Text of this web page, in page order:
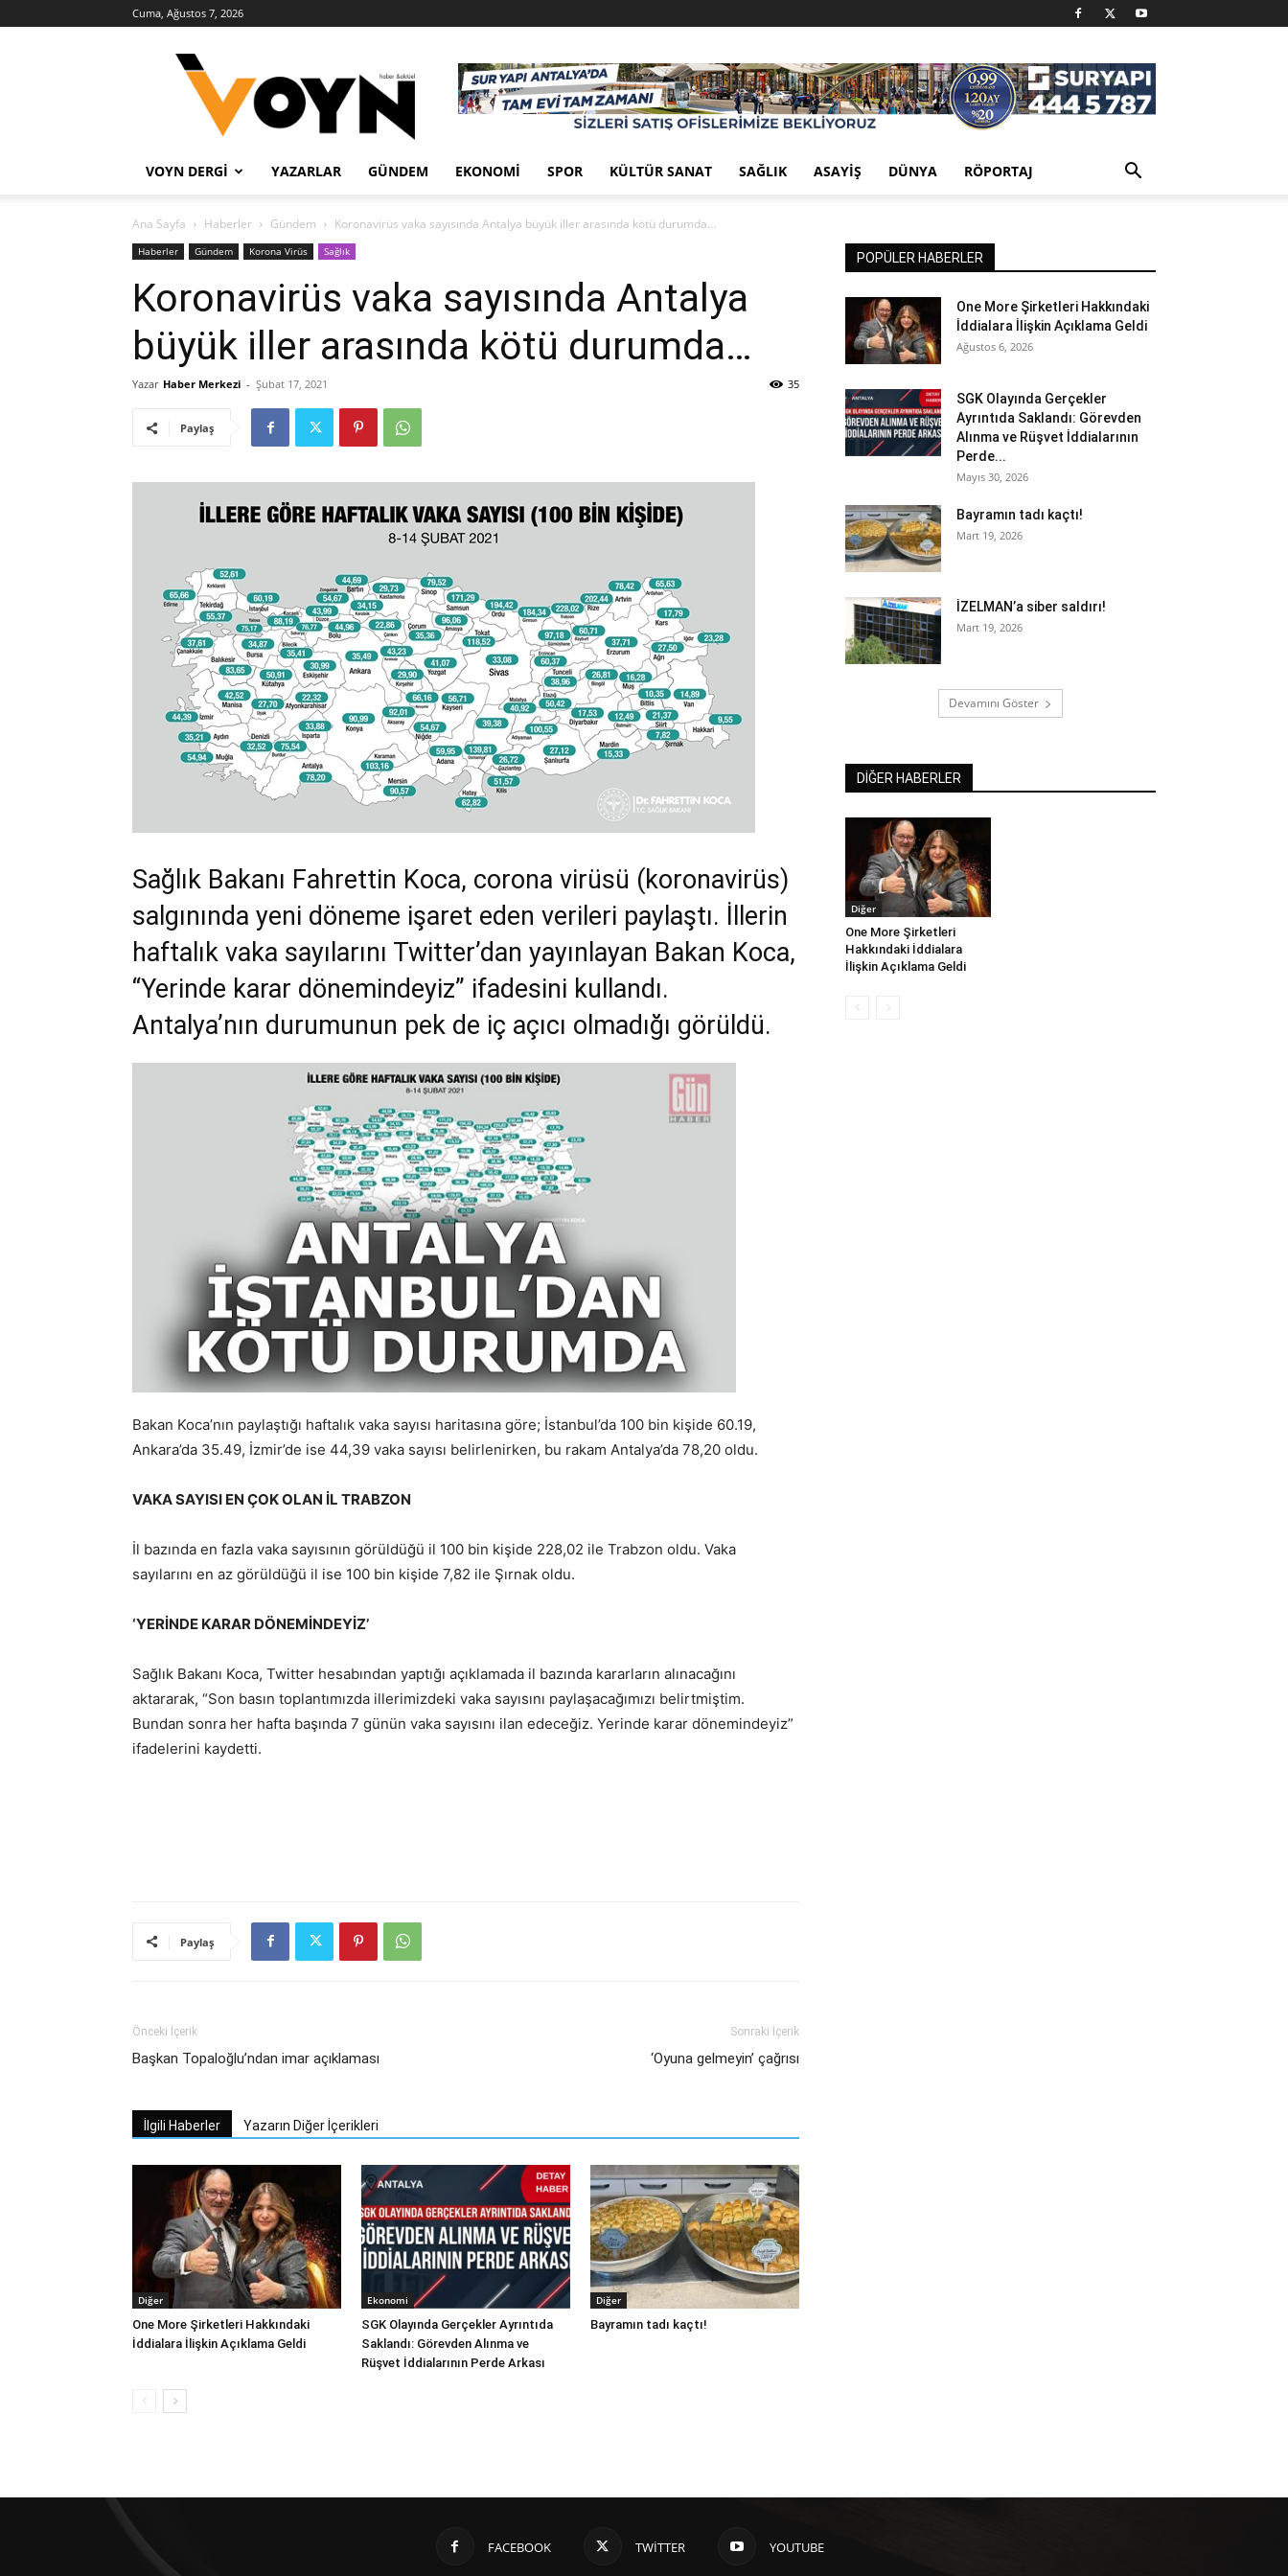
Cuma, Ağustos 7, 2026
Haber
VOYN DERGI YAZARLAR GÜNDEM EKONOMI SPOR KÜLTÜR SANAT SAĞLIK ASAYIŞ DÜNYA RÖPORTAJ
Ana Sayfa Haberler Gündem Koronavirüs vaka sayısında Antalya büyük iller arasında kötü durumda…
Haberler Gündem Korona Virüs Sağlık
Koronavirüs vaka sayısında Antalya
büyük iller arasında kötü durumda…
Yazar Haber Merkezi - Şubat 17, 2021 35
Paylaş
Sağlık Bakanı Fahrettin Koca, corona virüsü (koronavirüs)
salgınında yeni döneme işaret eden verileri paylaştı. İllerin
haftalık vaka sayılarını Twitter’dan yayınlayan Bakan Koca,
“Yerinde karar dönemindeyiz” ifadesini kullandı.
Antalya’nın durumunun pek de iç açıcı olmadığı görüldü.
Bakan Koca’nın paylaştığı haftalık vaka sayısı haritasına göre; İstanbul’da 100 bin kişide 60.19,
Ankara’da 35.49, İzmir’de ise 44,39 vaka sayısı belirlenirken, bu rakam Antalya’da 78,20 oldu.
VAKA SAYISI EN ÇOK OLAN İL TRABZON
İl bazında en fazla vaka sayısının görüldüğü il 100 bin kişide 228,02 ile Trabzon oldu. Vaka
sayılarını en az görüldüğü il ise 100 bin kişide 7,82 ile Şırnak oldu.
‘YERİNDE KARAR DÖNEMİNDEYİZ’
Sağlık Bakanı Koca, Twitter hesabından yaptığı açıklamada il bazında kararların alınacağını
aktararak, “Son basın toplantımızda illerimizdeki vaka sayısını paylaşacağımızı belirtmiştim.
Bundan sonra her hafta başında 7 günün vaka sayısını ilan edeceğiz. Yerinde karar dönemindeyiz”
ifadelerini kaydetti.
Paylaş
Önceki İçerik
Başkan Topaloğlu’ndan imar açıklaması
Sonraki İçerik
‘Oyuna gelmeyin’ çağrısı
İlgili Haberler Yazarın Diğer İçerikleri
Diğer
One More Şirketleri Hakkındaki
İddialara İlişkin Açıklama Geldi
Ekonomi
SGK Olayında Gerçekler Ayrıntıda
Saklandı: Görevden Alınma ve
Rüşvet İddialarının Perde Arkası
Diğer
Bayramın tadı kaçtı!
POPÜLER HABERLER
One More Şirketleri Hakkındaki
İddialara İlişkin Açıklama Geldi
Ağustos 6, 2026
SGK Olayında Gerçekler
Ayrıntıda Saklandı: Görevden
Alınma ve Rüşvet İddialarının
Perde...
Mayıs 30, 2026
Bayramın tadı kaçtı!
Mart 19, 2026
İZELMAN’a siber saldırı!
Mart 19, 2026
Devamını Göster
DİĞER HABERLER
Diğer
One More Şirketleri
Hakkındaki İddialara
İlişkin Açıklama Geldi
FACEBOOK TWITTER YOUTUBE